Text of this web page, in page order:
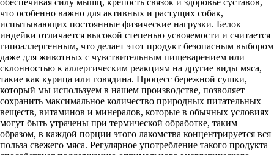
что особенно важно для активных и растущих собак,
испытывающих постоянные физические нагрузки. Белок
индейки отличается высокой степенью усвояемости и считается
гипоаллергенным, что делает этот продукт безопасным выбором
даже для животных с чувствительным пищеварением или
склонностью к аллергическим реакциям на другие виды мяса,
такие как курица или говядина. Процесс бережной сушки,
который мы используем в нашем производстве, позволяет
сохранить максимальное количество природных питательных
веществ, витаминов и минералов, которые в обычных условиях
могут быть утрачены при термической обработке, таким
образом, в каждой порции этого лакомства концентрируется вся
польза свежего мяса. Регулярное употребление такого продукта